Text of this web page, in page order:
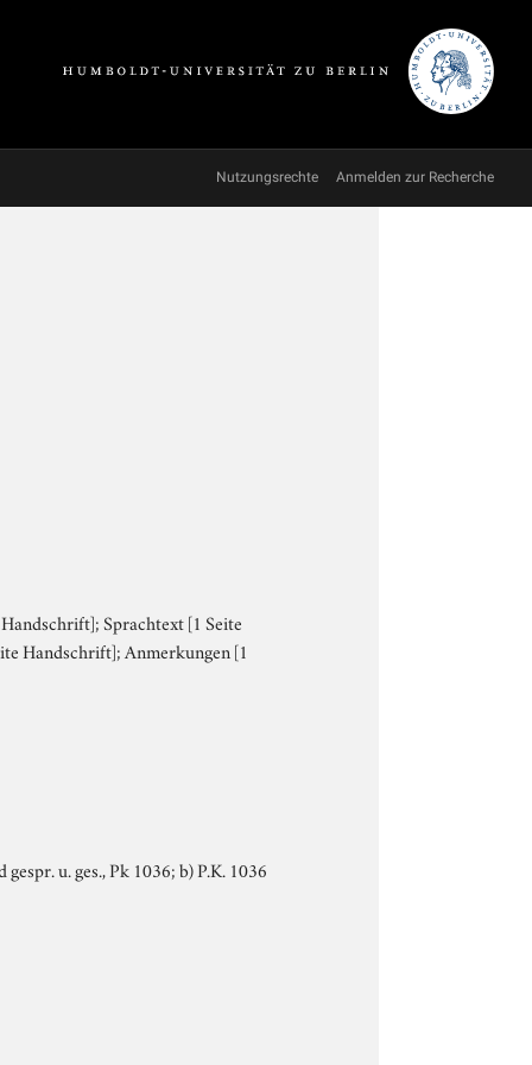
Nutzungsrechte Anmelden zur Recherche
Sprachtext [1 Seite
Handschrift]; Anmerkungen [1
u. ges., Pk 1036; b) P.K. 1036